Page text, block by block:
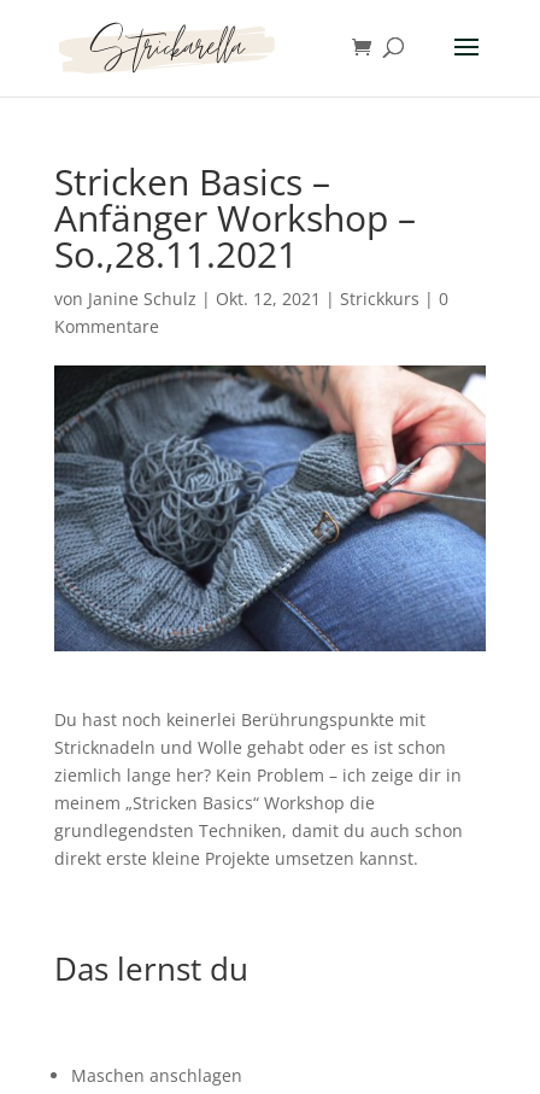
Stricken Basics –
Anfänger Workshop –
So.,28.11.2021
von Janine Schulz | Okt. 12, 2021 | Strickkurs | 0
Kommentare
Du hast noch keinerlei Berührungspunkte mit
Stricknadeln und Wolle gehabt oder es ist schon
ziemlich lange her? Kein Problem – ich zeige dir in
meinem „Stricken Basics“ Workshop die
grundlegendsten Techniken, damit du auch schon
direkt erste kleine Projekte umsetzen kannst.
Das lernst du
Maschen anschlagen